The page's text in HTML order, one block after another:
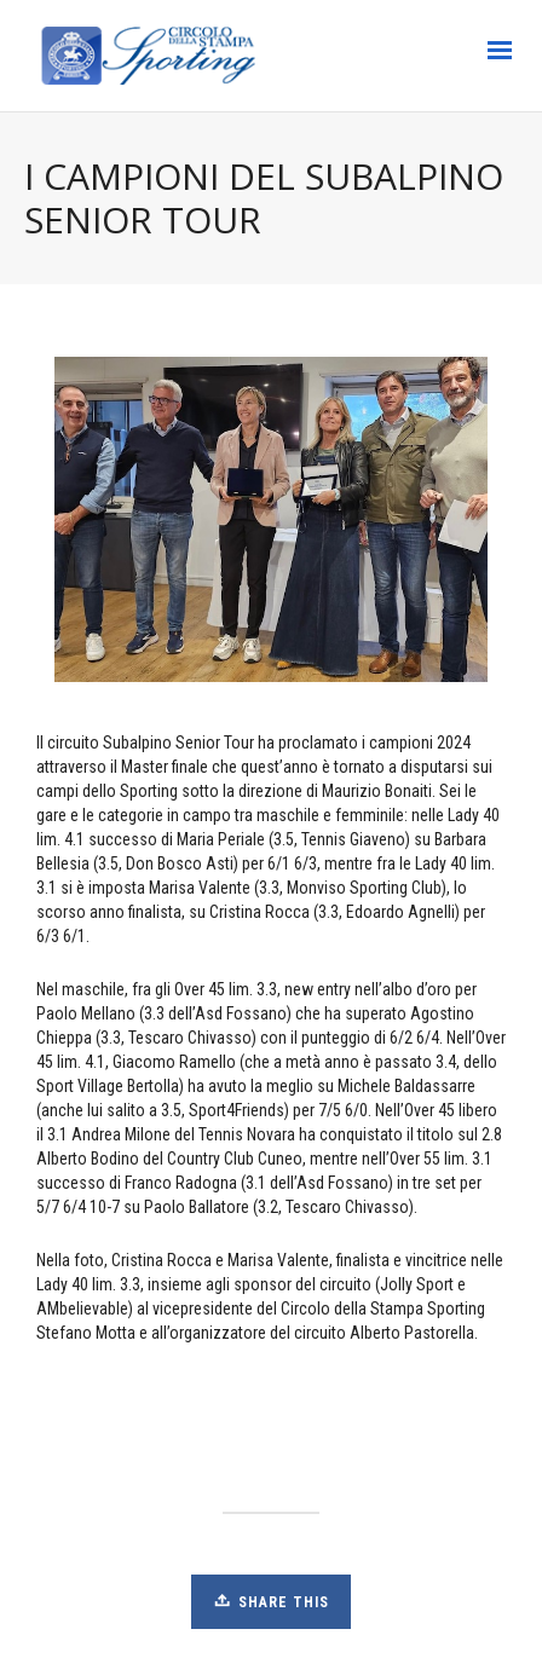
I CAMPIONI DEL SUBALPINO
SENIOR TOUR
Il circuito Subalpino Senior Tour ha proclamato i campioni 2024
attraverso il Master finale che quest’anno è tornato a disputarsi sui
campi dello Sporting sotto la direzione di Maurizio Bonaiti. Sei le
gare e le categorie in campo tra maschile e femminile: nelle Lady 40
lim. 4.1 successo di Maria Periale (3.5, Tennis Giaveno) su Barbara
Bellesia (3.5, Don Bosco Asti) per 6/1 6/3, mentre fra le Lady 40 lim.
3.1 si è imposta Marisa Valente (3.3, Monviso Sporting Club), lo
scorso anno finalista, su Cristina Rocca (3.3, Edoardo Agnelli) per
6/3 6/1.
Nel maschile, fra gli Over 45 lim. 3.3, new entry nell’albo d’oro per
Paolo Mellano (3.3 dell’Asd Fossano) che ha superato Agostino
Chieppa (3.3, Tescaro Chivasso) con il punteggio di 6/2 6/4. Nell’Over
45 lim. 4.1, Giacomo Ramello (che a metà anno è passato 3.4, dello
Sport Village Bertolla) ha avuto la meglio su Michele Baldassarre
(anche lui salito a 3.5, Sport4Friends) per 7/5 6/0. Nell’Over 45 libero
il 3.1 Andrea Milone del Tennis Novara ha conquistato il titolo sul 2.8
Alberto Bodino del Country Club Cuneo, mentre nell’Over 55 lim. 3.1
successo di Franco Radogna (3.1 dell’Asd Fossano) in tre set per
5/7 6/4 10-7 su Paolo Ballatore (3.2, Tescaro Chivasso).
Nella foto, Cristina Rocca e Marisa Valente, finalista e vincitrice nelle
Lady 40 lim. 3.3, insieme agli sponsor del circuito (Jolly Sport e
AMbelievable) al vicepresidente del Circolo della Stampa Sporting
Stefano Motta e all’organizzatore del circuito Alberto Pastorella.
SHARE THIS